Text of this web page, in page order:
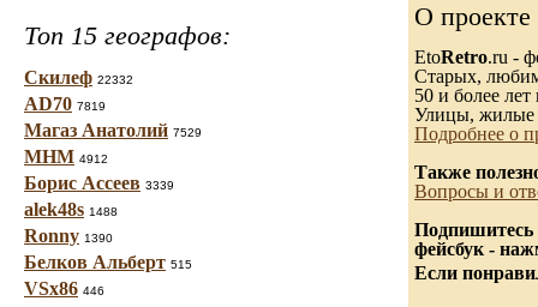
Топ 15 географов:
Скилеф 22332
AD70 7819
Магаз Анатолий 7529
МНМ 4912
Борис Ассеев 3339
alek48s 1488
Ronny 1390
Белков Альберт 515
VSx86 446
О проекте
EtoRetro.ru -
Старых,
50 и более лет
Улицы, жилые
Подробнее о
Также
Вопросы и
Подпишитесь
фейсбук -
Если